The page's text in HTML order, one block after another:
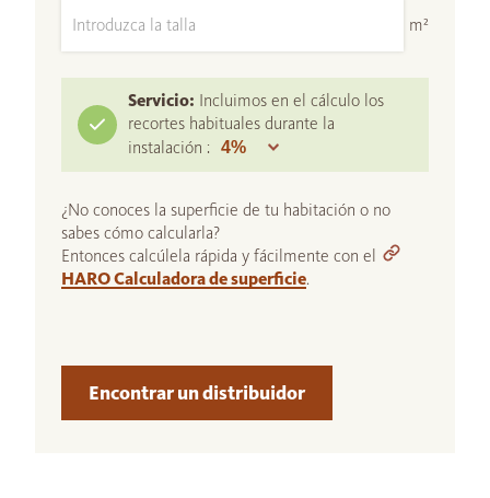
m²
Servicio: Incluimos en el cálculo los
recortes habituales durante la
instalación :
¿No conoces la superficie de tu habitación o no
sabes cómo calcularla?
Entonces calcúlela rápida y fácilmente con el
HARO Calculadora de superficie.
Encontrar un distribuidor